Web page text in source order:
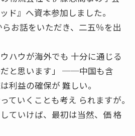
ド』へ資本参加しました。
お話をいただき、二五％を出
ハウが海外でも 十分に通じる
と思います」 ──中国も含
利益の確保が 難しい。
ていくことも考え られますが。
ていけば、最初は当然、価 格